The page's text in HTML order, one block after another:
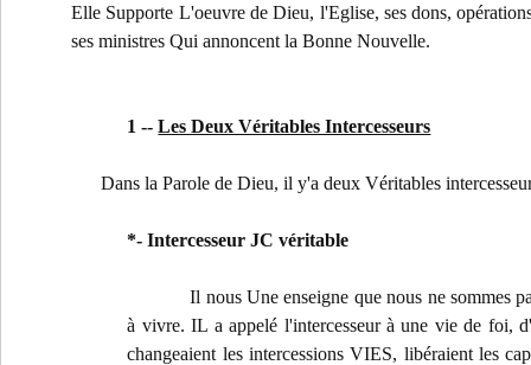
Elle Supporte L'oeuvre de Dieu, l'Eglise, ses dons,
ses ministres Qui annoncent la Bonne Nouvelle.
1 --Les Deux Véritables Intercesseurs
Dans la Parole de Dieu, il y'a deux Véritables
*- Intercesseur JC véritable
Il nous Une enseigne que nous ne sommes
à vivre. IL a appelé l'intercesseur à une vie de foi,
changeaient les intercessions VIES, libéraient les